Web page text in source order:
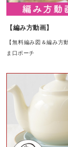
【編み方動画】
【無料編み図＆編み方
ま口ポーチ